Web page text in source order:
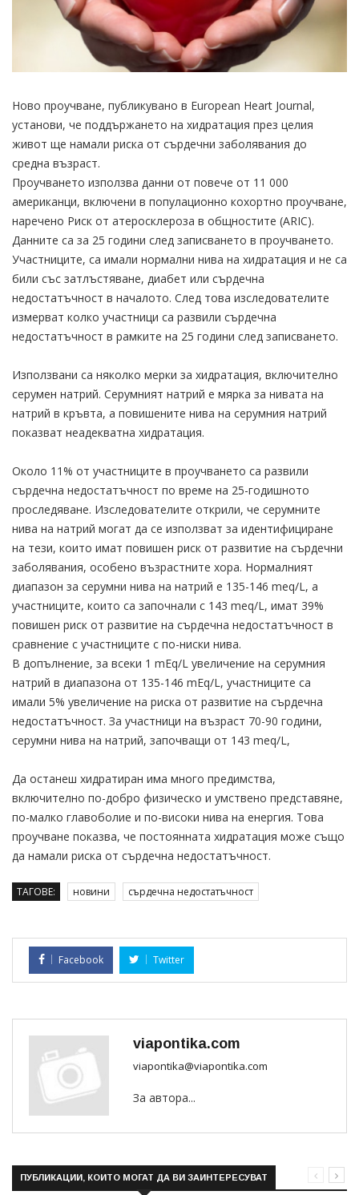
Ново проучване, публикувано в European Heart Journal,
установи, че поддържането на хидратация през целия
живот ще намали риска от сърдечни заболявания до
средна възраст.
Проучването използва данни от повече от 11 000
американци, включени в популационно кохортно проучване,
наречено Риск от атеросклероза в общностите (ARIC).
Данните са за 25 години след записването в проучването.
Участниците, са имали нормални нива на хидратация и не са
били със затлъстяване, диабет или сърдечна
недостатъчност в началото. След това изследователите
измерват колко участници са развили сърдечна
недостатъчност в рамките на 25 години след записването.
Използвани са няколко мерки за хидратация, включително
серумен натрий. Серумният натрий е мярка за нивата на
натрий в кръвта, а повишените нива на серумния натрий
показват неадекватна хидратация.
Около 11% от участниците в проучването са развили
сърдечна недостатъчност по време на 25-годишното
проследяване. Изследователите открили, че серумните
нива на натрий могат да се използват за идентифициране
на тези, които имат повишен риск от развитие на сърдечни
заболявания, особено възрастните хора. Нормалният
диапазон за серумни нива на натрий е 135-146 meq/L, а
участниците, които са започнали с 143 meq/L, имат 39%
повишен риск от развитие на сърдечна недостатъчност в
сравнение с участниците с по-ниски нива.
В допълнение, за всеки 1 mEq/L увеличение на серумния
натрий в диапазона от 135-146 mEq/L, участниците са
имали 5% увеличение на риска от развитие на сърдечна
недостатъчност. За участници на възраст 70-90 години,
серумни нива на натрий, започващи от 143 meq/L,
Да останеш хидратиран има много предимства,
включително по-добро физическо и умствено представяне,
по-малко главоболие и по-високи нива на енергия. Това
проучване показва, че постоянната хидратация може също
да намали риска от сърдечна недостатъчност.
ТАГОВЕ: новини сърдечна недостатъчност
Facebook Twitter
viapontika.com
viapontika@viapontika.com
За автора...
ПУБЛИКАЦИИ, КОИТО МОГАТ ДА ВИ ЗАИНТЕРЕСУВАТ